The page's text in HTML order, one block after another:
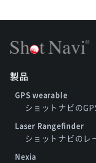
製品
GPS wearable
ショットナビの
Laser Rangefinder
ショットナビのレ
Nexia